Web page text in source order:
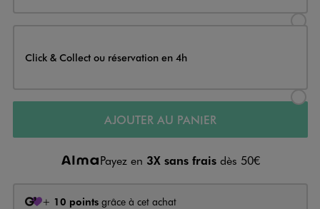
Click & Collect ou réservation en 4h
AJOUTER AU PANIER
Payez en 3X sans frais dès 50€
+ 10 points grâce à cet achat